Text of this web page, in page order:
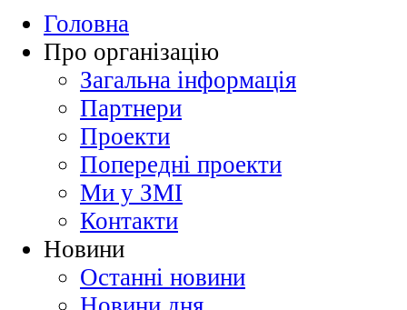
Головна
Про організацію
Загальна інформація
Партнери
Проекти
Попередні проекти
Ми у ЗМІ
Контакти
Новини
Останні новини